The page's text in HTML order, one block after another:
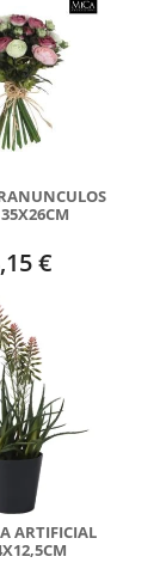
€
ARTIFICIAL